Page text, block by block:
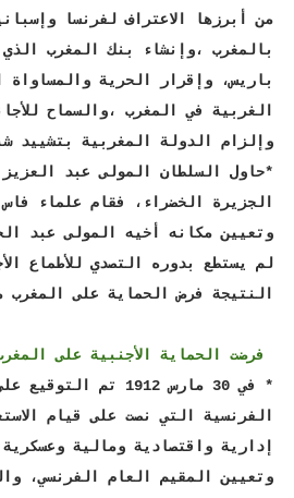
من أبرزها الاعتراف لفرنسا
بالمغرب ،وإنشاء بنك المغرب
باريس، وإقرار الحرية والمساواة
الغربية في المغرب ،والسماح
وإلزام الدولة المغربية بتشييد
*حاول السلطان المولى عبد
وتعيين مكانه أخيه المولى عبد
لم يستطع بدوره التصدي للأطماع
النتيجة فرض الحماية على المغرب منذ
فرضت الحماية الأجنبية على المغرب
* في 30 مارس 1912 تم
الفرنسية التي نصت على قيام
إدارية واقتصادية ومالية
وتعيين المقيم العام الفرنسي،